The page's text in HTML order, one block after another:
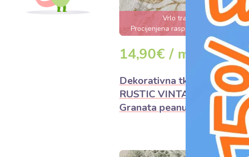
Vrlo traženo
Procijenjena rasprodaja za 1 dan
14,90€ / m DETALJI
Dekorativna tkanina
RUSTIC VINTAGE PRINT
Granata peanut